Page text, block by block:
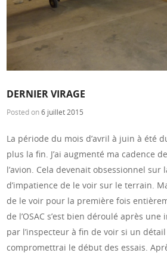
DERNIER VIRAGE
Posted on6 juillet 2015
La période du mois d’avril à juin à été
plus la fin. J’ai augmenté ma cadence
l’avion. Cela devenait obsessionnel sur
d’impatience de le voir sur le terrain.
de le voir pour la première fois
de l’OSAC s’est bien déroulé après
par l’inspecteur à fin de voir si un
compromettrai le début des essais.